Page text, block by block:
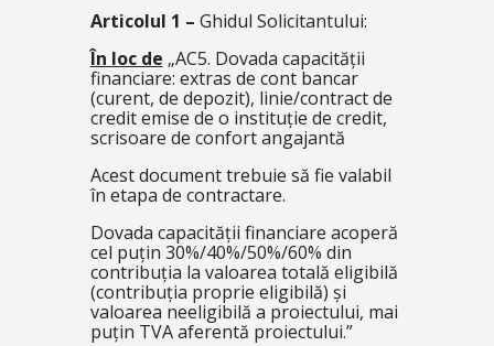
Articolul 1 – Ghidul Solicitantului:
În loc de „AC5. Dovada capacității
financiare: extras de cont bancar
(curent, de depozit), linie/contract de
credit emise de o instituție de credit,
scrisoare de confort angajantă
Acest document trebuie să fie valabil
în etapa de contractare.
Dovada capacității financiare acoperă
cel puțin 30%/40%/50%/60% din
contribuția la valoarea totală eligibilă
(contribuția proprie eligibilă) și
valoarea neeligibilă a proiectului, mai
puțin TVA aferentă proiectului.”